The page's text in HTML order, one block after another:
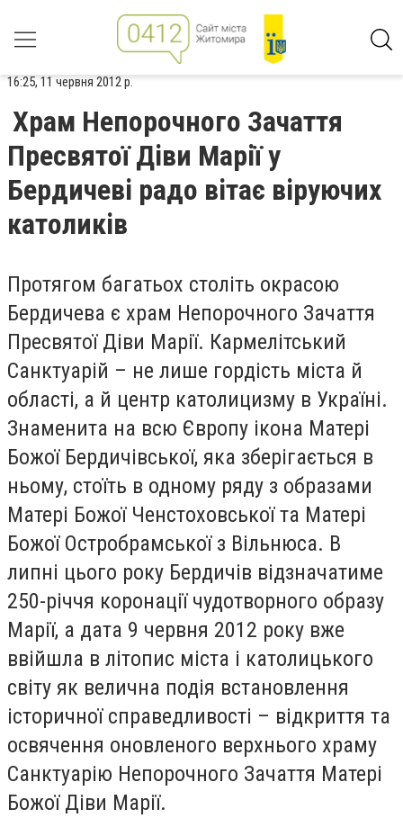
16:25, 11 червня 2012 р.
Храм Непорочного Зачаття
Пресвятої Діви Марії у
Бердичеві радо вітає віруючих
католиків
Протягом багатьох століть окрасою
Бердичева є храм Непорочного Зачаття
Пресвятої Діви Марії. Кармелітський
Санктуарій – не лише гордість міста й
області, а й центр католицизму в Україні.
Знаменита на всю Європу ікона Матері
Божої Бердичівської, яка зберігається в
ньому, стоїть в одному ряду з образами
Матері Божої Ченстоховської та Матері
Божої Остробрамської з Вільнюса. В
липні цього року Бердичів відзначатиме
250-річчя коронації чудотворного образу
Марії, а дата 9 червня 2012 року вже
ввійшла в літопис міста і католицького
світу як велична подія встановлення
історичної справедливості – відкриття та
освячення оновленого верхнього храму
Санктуарію Непорочного Зачаття Матері
Божої Діви Марії.